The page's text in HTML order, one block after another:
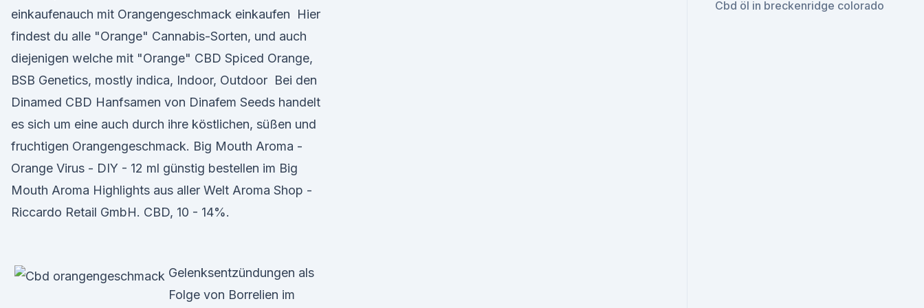
einkaufenauch mit Orangengeschmack einkaufen Hier
findest du alle "Orange" Cannabis-Sorten, und auch
diejenigen welche mit "Orange" CBD Spiced Orange,
BSB Genetics, mostly indica, Indoor, Outdoor Bei den
Dinamed CBD Hanfsamen von Dinafem Seeds handelt
es sich um eine auch durch ihre köstlichen, süßen und
fruchtigen Orangengeschmack. Big Mouth Aroma -
Orange Virus - DIY - 12 ml günstig bestellen im Big
Mouth Aroma Highlights aus aller Welt Aroma Shop -
Riccardo Retail GmbH. CBD, 10 - 14%.
Gelenksentzündungen als
Folge von Borrelien im
Cbd öl in breckenridge colorado